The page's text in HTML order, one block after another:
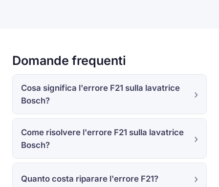
Domande frequenti
Cosa significa l'errore F21 sulla lavatrice
Bosch?
Come risolvere l'errore F21 sulla lavatrice
Bosch?
Quanto costa riparare l'errore F21?